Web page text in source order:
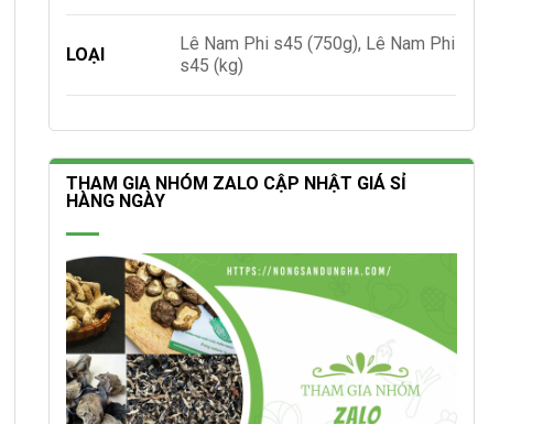
LOẠI
Lê Nam Phi s45 (750g), Lê Nam Phi
s45 (kg)
THAM GIA NHÓM ZALO CẬP NHẬT GIÁ SỈ
HÀNG NGÀY